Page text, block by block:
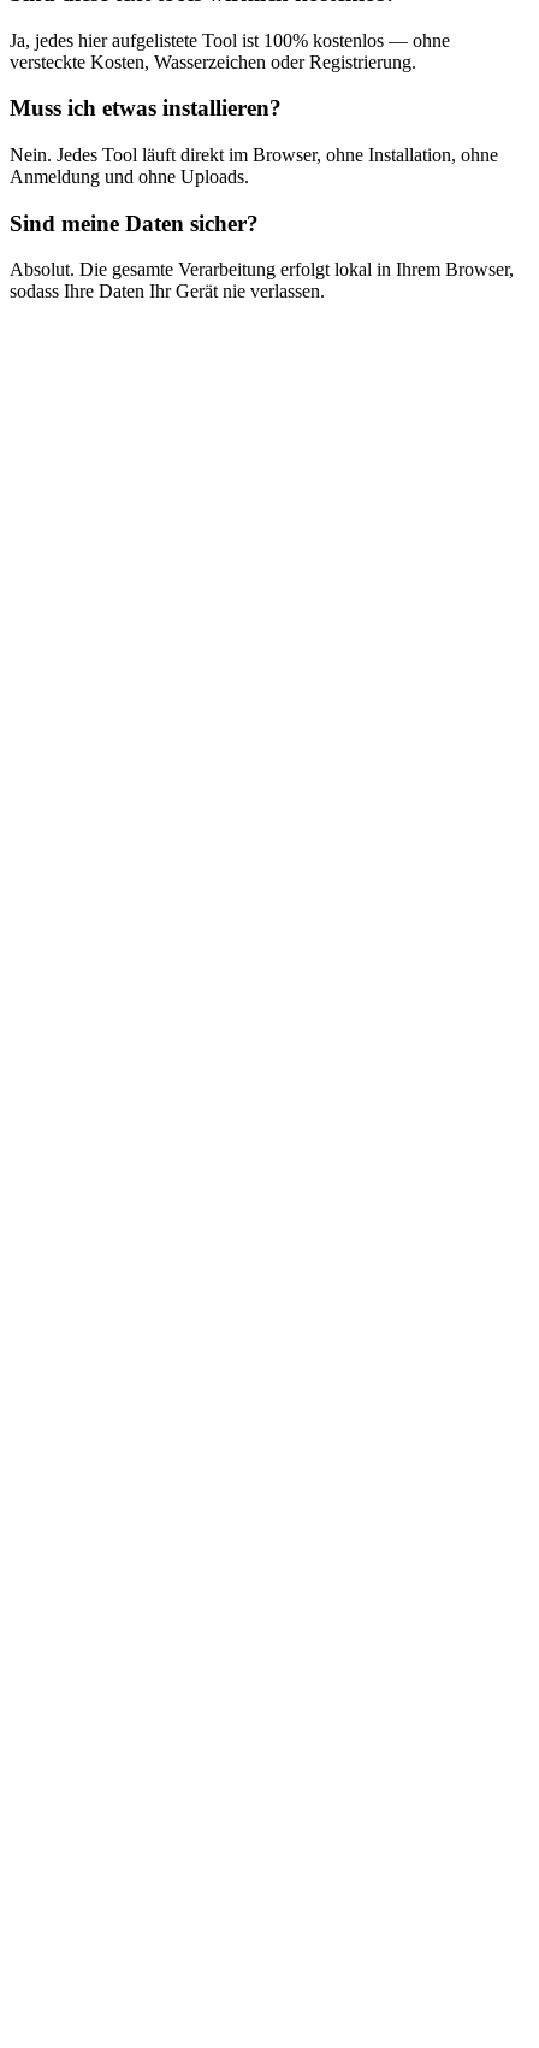
Ja, jedes hier aufgelistete Tool ist 100% kostenlos — ohne
versteckte Kosten, Wasserzeichen oder Registrierung.
Muss ich etwas installieren?
Nein. Jedes Tool läuft direkt im Browser, ohne Installation, ohne
Anmeldung und ohne Uploads.
Sind meine Daten sicher?
Absolut. Die gesamte Verarbeitung erfolgt lokal in Ihrem Browser,
sodass Ihre Daten Ihr Gerät nie verlassen.